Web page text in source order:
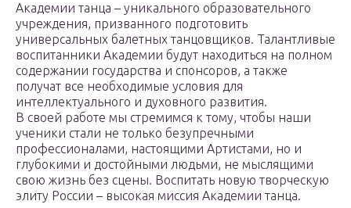
Академии танца – уникального образовательного
учреждения, призванного подготовить
универсальных балетных танцовщиков. Талантливые
воспитанники Академии будут находиться на полном
содержании государства и спонсоров, а также
получат все необходимые условия для
интеллектуального и духовного развития.
В своей работе мы стремимся к тому, чтобы наши
ученики стали не только безупречными
профессионалами, настоящими Артистами, но и
глубокими и достойными людьми, не мыслящими
свою жизнь без сцены. Воспитать новую творческую
элиту России – высокая миссия Академии танца.